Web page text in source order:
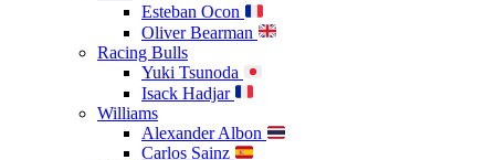
Esteban Ocon
Oliver Bearman
Racing Bulls
Yuki Tsunoda
Isack Hadjar
Williams
Alexander Albon
Carlos Sainz